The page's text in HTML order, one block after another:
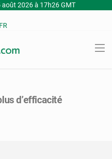
août 2026 à 17h26 GMT
FR
d’efficacité